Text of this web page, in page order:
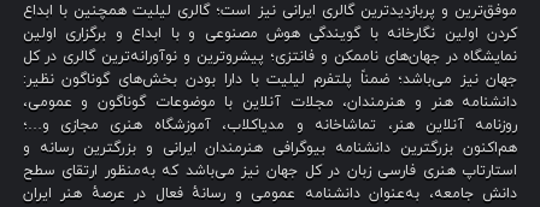
موفق‌ترین و پربازدیدترین گالری ایرانی نیز است؛ گالری لیلیت همچنین با ابداع
کردن اولین نگارخانه با گویندگی هوش مصنوعی و با ابداع و برگزاری اولین
نمایشگاه در جهان‌های ناممکن و فانتزی؛ پیشروترین و نوآورانه‌ترین گالری در کل
جهان نیز می‌باشد؛ ضمناً پلتفرم لیلیت با دارا بودن بخش‌های گوناگون نظیر:
دانشنامه هنر و هنرمندان، مجلات آنلاین با موضوعات گوناگون و عمومی،
روزنامه آنلاین هنر، تماشاخانه و مدیاکلاب، آموزشگاه هنری مجازی و…؛
هم‌اکنون بزرگترین دانشنامه بیوگرافی هنرمندان ایرانی و بزرگترین رسانه و
استارتاپ هنری فارسی زبان در کل جهان نیز می‌باشد که به‌منظور ارتقای سطح
دانش جامعه، به‌عنوان دانشنامه عمومی و رسانهٔ فعال در عرصهٔ هنر ایران